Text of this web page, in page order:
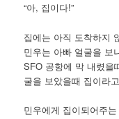
“아, 집이다!”
집에는 아직 도착하지
민우는 아빠 얼굴을 보
SFO 공항에 막 내렸을
굴을 보았을때 집이라
민우에게 집이되어주